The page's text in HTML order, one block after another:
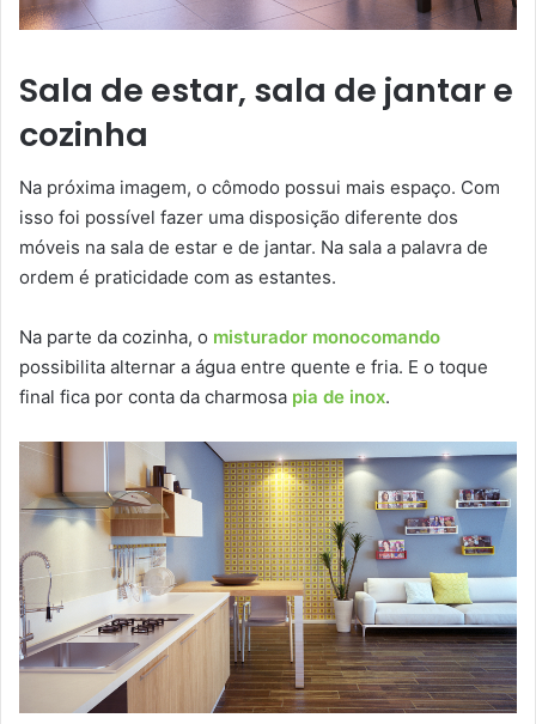
Sala de estar, sala de jantar e
cozinha
Na próxima imagem, o cômodo possui mais espaço. Com
isso foi possível fazer uma disposição diferente dos
móveis na sala de estar e de jantar. Na sala a palavra de
ordem é praticidade com as estantes.
Na parte da cozinha, o misturador monocomando
possibilita alternar a água entre quente e fria. E o toque
final fica por conta da charmosa pia de inox.